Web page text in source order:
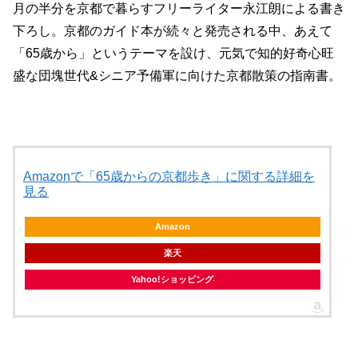
月の半分を京都で暮らすフリーライター永江朗による書き
下ろし。京都のガイド本が続々と発売される中、あえて
「65歳から」というテーマを設け、元気で知的好奇心旺
盛な団塊世代&シニア予備軍に向けた京都散策の指南書。
Amazonで「65歳からの京都歩き」に関する詳細を
見る
Amazon
楽天
Yahoo!ショッピング